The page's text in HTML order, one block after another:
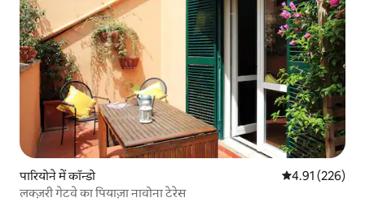
पारियोने में कॉन्डो औसत रेटिंग 5 में से
4.91 (226)
लक्ज़री गेटवे का पियाज़ा नावोना टेरेस